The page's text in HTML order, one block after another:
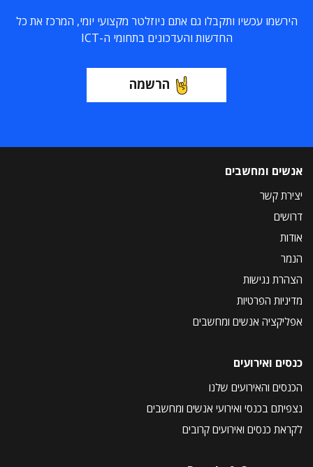
הירשמו עכשיו ותקבלו גם אתם ניוזלטר מקצועי יומי, המרכז את כל
החדשות והעדכונים בתחומי ה-ICT
הרשמה
אנשים ומחשבים
יצירת קשר
דרושים
אודות
הנמר
הצהרת נגישות
מדיניות הפרטיות
אפליקציה אנשים ומחשבים
כנסים ואירועים
הכנסים והאירועים שלנו
נצפיתם בכנסי ואירועי אנשים ומחשבים
לקראת כנסים ואירועים קרובים